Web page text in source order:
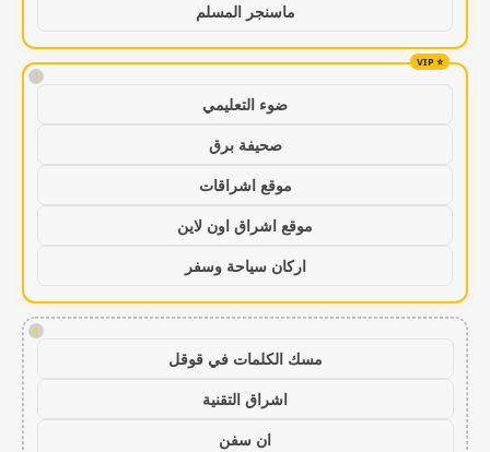
ماسنجر المسلم
!
ضوء التعليمي
صحيفة برق
موقع اشراقات
موقع اشراق اون لاين
اركان سياحة وسفر
!
مسك الكلمات في قوقل
اشراق التقنية
ان سفن